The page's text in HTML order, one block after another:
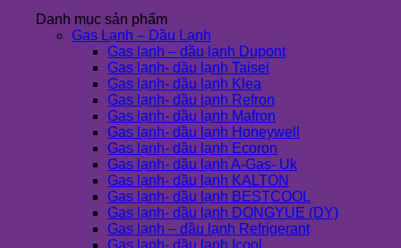
Danh mục sản phẩm
Gas Lạnh – Dầu Lạnh
Gas lạnh – dầu lạnh Dupont
Gas lạnh- dầu lạnh Taisei
Gas lạnh- dầu lạnh Klea
Gas lạnh- dầu lạnh Refron
Gas lạnh- dầu lạnh Mafron
Gas lạnh- dầu lạnh Honeywell
Gas lạnh- dầu lạnh Ecoron
Gas lạnh- dầu lạnh A-Gas- Uk
Gas lạnh- dầu lạnh KALTON
Gas lạnh- dầu lạnh BESTCOOL
Gas lạnh- dầu lạnh DONGYUE (DY)
Gas lạnh – dầu lạnh Refrigerant